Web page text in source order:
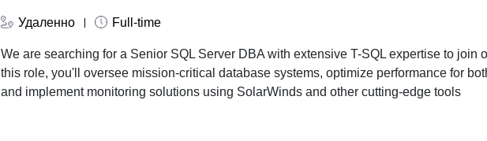
Удаленно Full-time
We are searching for a Senior SQL Server DBA with extensive T-SQL expertise to join
this role, you'll oversee mission-critical database systems, optimize performance for
and implement monitoring solutions using SolarWinds and other cutting-edge tools